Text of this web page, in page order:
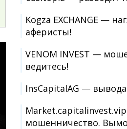
Kogza EXCHANGE —
аферисты!
VENOM INVEST —
ведитесь!
InsCapitalAG — вывода
мошенничество.